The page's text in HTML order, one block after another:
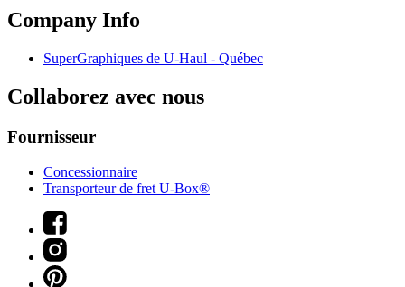
Company Info
SuperGraphiques de U-Haul - Québec
Collaborez avec nous
Fournisseur
Concessionnaire
Transporteur de fret U-Box®